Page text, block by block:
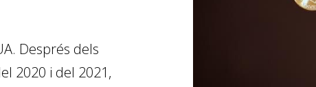
Després dels
2020 i del 2021,